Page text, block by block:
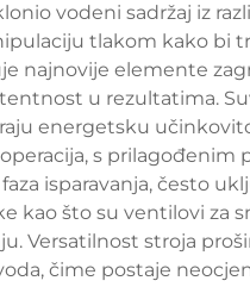
vodeni sadržaj iz
tlakom kako bi
najnovije elemente
u rezultatima.
energetsku
s prilagođenim
isparavanja, često
kao što su ventilovi za
Versatilnost stroja
čime postaje